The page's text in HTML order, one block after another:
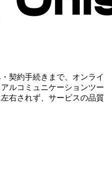
契約手続きまで、オンライ
ルコミュニケーションツー
右されず、サービスの品質